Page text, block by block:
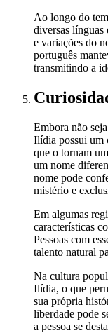
Ao longo do
diversas línguas
e variações do
português
transmitindo a
Embora não
Ilídia possui um
que o tornam
um nome
nome pode
mistério e
Em algumas
características
Pessoas com
talento natural
Na cultura
Ilídia, o que
sua própria
liberdade pode
a pessoa se